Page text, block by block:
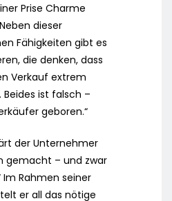
Prise Charme
dieser
Fähigkeiten gibt es
die denken, dass
Verkauf extrem
ist falsch –
geboren.“
der Unternehmer
gemacht – und zwar
Im Rahmen seiner
er all das nötige